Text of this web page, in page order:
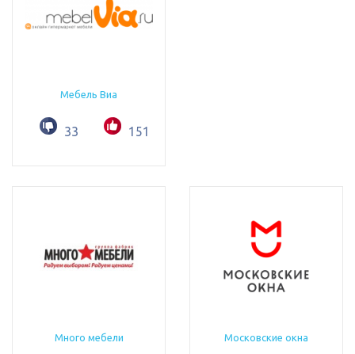
Мебель Виа
33 151
Много мебели Московские окна